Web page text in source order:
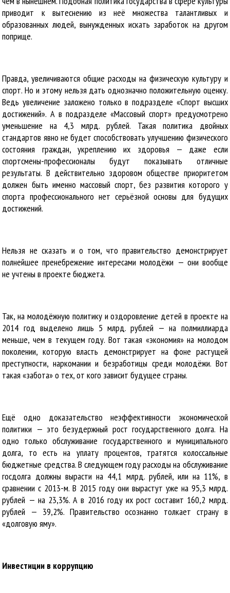
приводит к вытеснению из неё множества талантливых и
образованных людей, вынужденных искать заработок на другом
поприще.
Правда, увеличиваются общие расходы на физическую культуру и
спорт. Но и этому нельзя дать однозначно положительную оценку.
Ведь увеличение заложено только в подразделе «Спорт высших
достижений». А в подразделе «Массовый спорт» предусмотрено
уменьшение на 4,3 млрд. рублей. Такая политика двойных
стандартов явно не будет способствовать улучшению физического
состояния граждан, укреплению их здоровья — даже если
спортсмены-профессионалы будут показывать отличные
результаты. В действительно здоровом обществе приоритетом
должен быть именно массовый спорт, без развития которого у
спорта профессионального нет серьёзной основы для будущих
достижений.
Нельзя не сказать и о том, что правительство демонстрирует
полнейшее пренебрежение интересами молодёжи — они вообще
не учтены в проекте бюджета.
Так, на молодёжную политику и оздоровление детей в проекте на
2014 год выделено лишь 5 млрд. рублей — на полмиллиарда
меньше, чем в текущем году. Вот такая «экономия» на молодом
поколении, которую власть демонстрирует на фоне растущей
преступности, наркомании и безработицы среди молодёжи. Вот
такая «забота» о тех, от кого зависит будущее страны.
Ещё одно доказательство неэффективности экономической
политики — это безудержный рост государственного долга. На
одно только обслуживание государственного и муниципального
долга, то есть на уплату процентов, тратятся колоссальные
бюджетные средства. В следующем году расходы на обслуживание
госдолга должны вырасти на 44,1 млрд. рублей, или на 11%, в
сравнении с 2013-м. В 2015 году они вырастут уже на 95,3 млрд.
рублей — на 23,3%. А в 2016 году их рост составит 160,2 млрд.
рублей — 39,2%. Правительство осознанно толкает страну в
«долговую яму».
Инвестиции в коррупцию